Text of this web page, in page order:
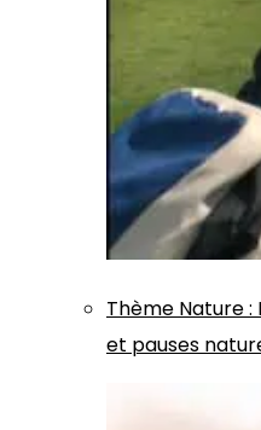
Thème Nature:
et pauses